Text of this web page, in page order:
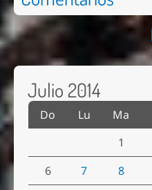
Julio 2014
Do Lu Ma
1
6
7 8